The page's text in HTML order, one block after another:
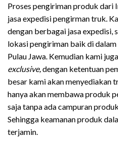
Proses pengiriman produk dari
jasa expedisi pengirman truk.
dengan berbagai jasa expedisi,
lokasi pengiriman baik di dalam
Pulau Jawa. Kemudian kami
exclusive,dengan ketentuan
besar kami akan menyediakan
hanya akan membawa produk
saja tanpa ada campuran
Sehingga keamanan produk
terjamin.